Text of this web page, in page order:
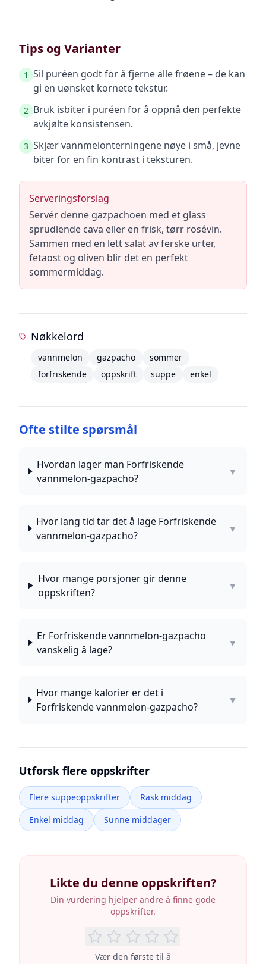
Tips og Varianter
1 Sil puréen godt for å fjerne alle frøene – de kan
gi en uønsket kornete tekstur.
2 Bruk isbiter i puréen for å oppnå den perfekte
avkjølte konsistensen.
3 Skjær vannmelonterningene nøye i små, jevne
biter for en fin kontrast i teksturen.
Serveringsforslag
Servér denne gazpachoen med et glass
sprudlende cava eller en frisk, tørr rosévin.
Sammen med en lett salat av ferske urter,
fetaost og oliven blir det en perfekt
sommermiddag.
Nøkkelord
vannmelon gazpacho
sommer
forfriskende
oppskrift suppe enkel
Ofte stilte spørsmål
Hvordan lager man Forfriskende
vannmelon-gazpacho?
▼
Hvor lang tid tar det å lage Forfriskende
vannmelon-gazpacho?
▼
Hvor mange porsjoner gir denne
oppskriften?
▼
Er Forfriskende vannmelon-gazpacho
vanskelig å lage?
▼
Hvor mange kalorier er det i
Forfriskende vannmelon-gazpacho?
▼
Utforsk flere oppskrifter
Flere suppeoppskrifter
Rask middag
Enkel middag
Sunne middager
Likte du denne oppskriften?
Din vurdering hjelper andre å finne gode
oppskrifter.
Vær den første til å